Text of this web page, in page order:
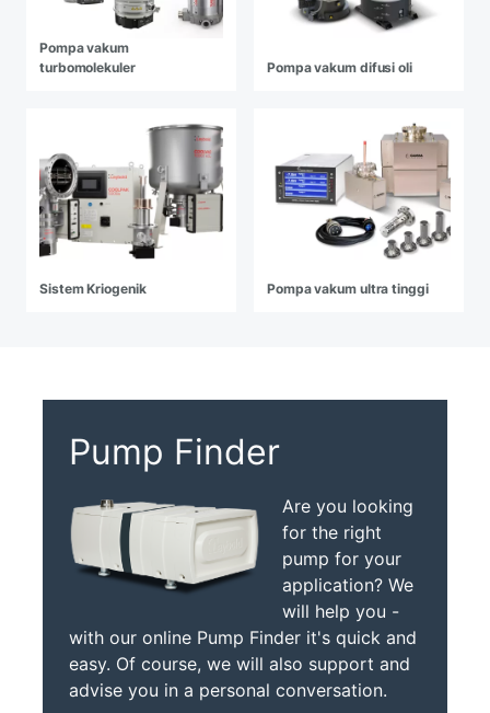
Pompa vakum
turbomolekuler
Pompa vakum difusi oli
Sistem Kriogenik Pompa vakum ultra tinggi